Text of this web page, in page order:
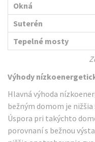
Okná
Suterén
Tepelné mosty
Výhody
Hlavná výhoda
bežným domom je
Úspora pri takýchto
porovnaní s bežnou